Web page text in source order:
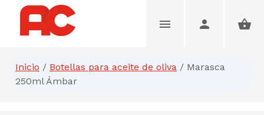
Inicio / Botellas para aceite de oliva / Marasca
250ml Ámbar